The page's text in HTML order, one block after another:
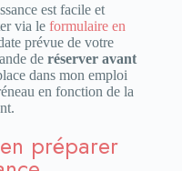
est facile et
via le formulaire en
prévue de votre
de réserver avant
dans mon emploi
en fonction de la
préparer